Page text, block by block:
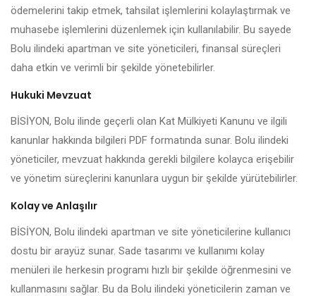
ödemelerini takip etmek, tahsilat işlemlerini kolaylaştırmak ve
muhasebe işlemlerini düzenlemek için kullanılabilir. Bu sayede
Bolu ilindeki apartman ve site yöneticileri, finansal süreçleri
daha etkin ve verimli bir şekilde yönetebilirler.
Hukuki Mevzuat
BİSİYON, Bolu ilinde geçerli olan Kat Mülkiyeti Kanunu ve ilgili
kanunlar hakkında bilgileri PDF formatında sunar. Bolu ilindeki
yöneticiler, mevzuat hakkında gerekli bilgilere kolayca erişebilir
ve yönetim süreçlerini kanunlara uygun bir şekilde yürütebilirler.
Kolay ve Anlaşılır
BİSİYON, Bolu ilindeki apartman ve site yöneticilerine kullanıcı
dostu bir arayüz sunar. Sade tasarımı ve kullanımı kolay
menüleri ile herkesin programı hızlı bir şekilde öğrenmesini ve
kullanmasını sağlar. Bu da Bolu ilindeki yöneticilerin zaman ve